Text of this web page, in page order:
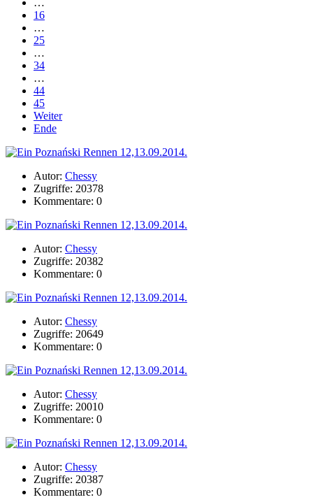
16
…
25
…
34
…
44
45
Weiter
Ende
Autor: Chessy
Zugriffe: 20378
Kommentare: 0
Autor: Chessy
Zugriffe: 20382
Kommentare: 0
Autor: Chessy
Zugriffe: 20649
Kommentare: 0
Autor: Chessy
Zugriffe: 20010
Kommentare: 0
Autor: Chessy
Zugriffe: 20387
Kommentare: 0